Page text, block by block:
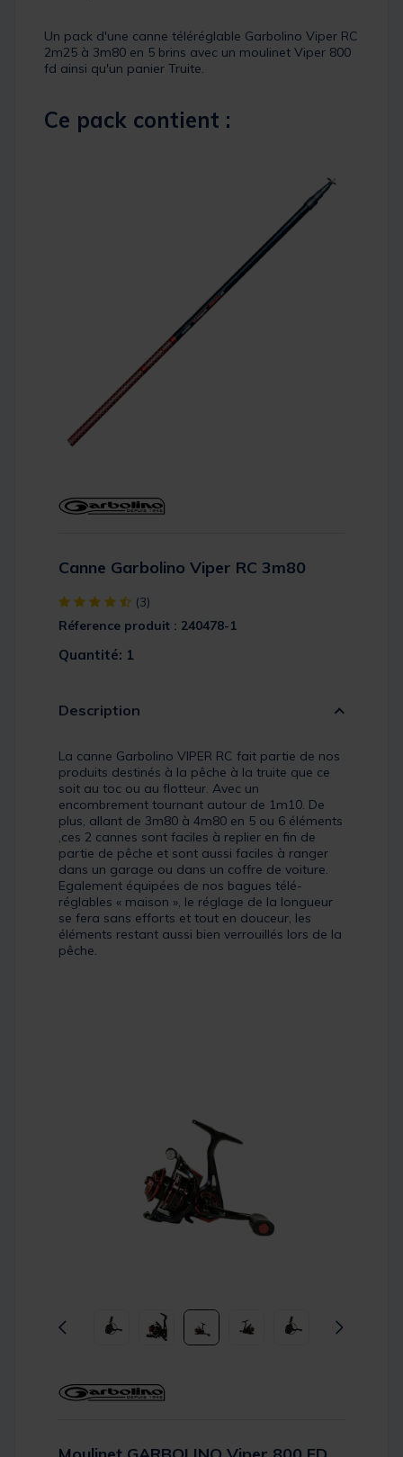
Un pack d'une canne téléréglable Garbolino Viper RC
2m25 à 3m80 en 5 brins avec un moulinet Viper 800
fd ainsi qu'un panier Truite.
Ce pack contient :
Canne Garbolino Viper RC 3m80
[object Object] out of 5 Customer Rating
(3)
Réference produit : 240478-1
Quantité: 1
Description
La canne Garbolino VIPER RC fait partie de nos
produits destinés à la pêche à la truite que ce
soit au toc ou au flotteur. Avec un
encombrement tournant autour de 1m10. De
plus, allant de 3m80 à 4m80 en 5 ou 6 éléments
,ces 2 cannes sont faciles à replier en fin de
partie de pêche et sont aussi faciles à ranger
dans un garage ou dans un coffre de voiture.
Egalement équipées de nos bagues télé-
réglables « maison », le réglage de la longueur
se fera sans efforts et tout en douceur, les
éléments restant aussi bien verrouillés lors de la
pêche.